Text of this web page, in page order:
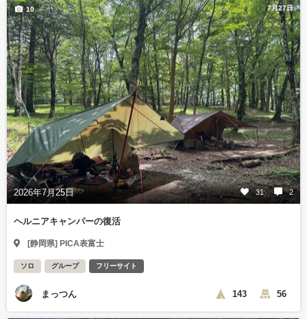
7月27日
2026年7月25日 31 2
10
ヘルニアキャンパーの復活
[静岡県] PICA表富士
ソロ グループ フリーサイト
まっつん 143 56